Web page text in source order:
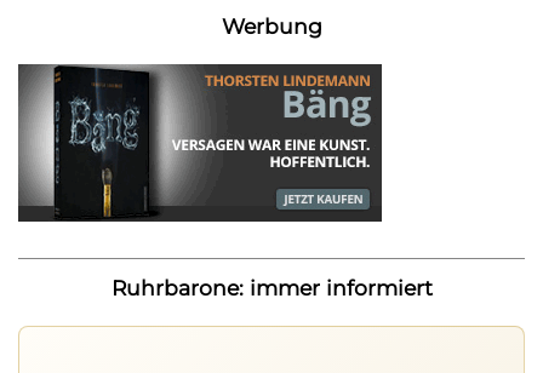
Werbung
Ruhrbarone: immer informiert